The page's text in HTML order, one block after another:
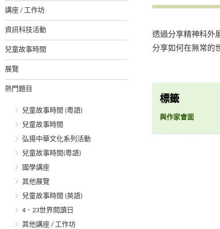
講座 / 工作坊
資訊科技活動
兒童故事時間
展覽
熱門題目
兒童故事時間 (粵語)
兒童故事時間
弘揚中華文化系列活動
兒童故事時間(粵語)
國學講座
其他展覽
兒童故事時間 (英語)
4．23世界閱讀日
其他講座 / 工作坊
透過分享精神科外
分享如何在無常的
標籤
與作家會面